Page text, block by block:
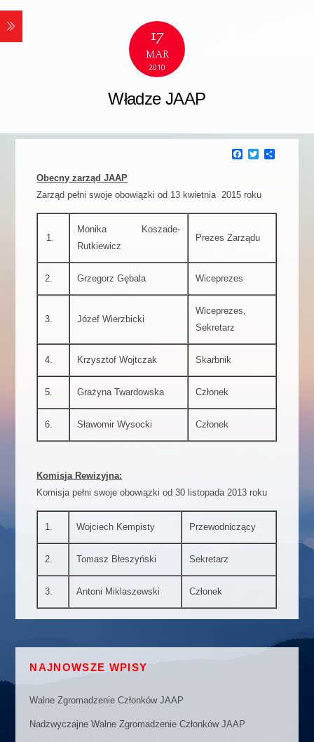
17
MAR
2010
Władze JAAP
F
b
o
T
t
r
P
l
Obecny zarząd JAAP
Zarząd pełni swoje obowiązki od 13 kwietnia 2015 roku
1.
Monika Koszade-
Rutkiewicz
Prezes Zarządu
2. Grzegorz Gębala Wiceprezes
3. Józef Wierzbicki
Wiceprezes,
Sekretarz
4. Krzysztof Wojtczak Skarbnik
5. Grażyna Twardowska Członek
6. Sławomir Wysocki Członek
Komisja Rewizyjna:
Komisja pełni swoje obowiązki od 30 listopada 2013 roku
1. Wojciech Kempisty Przewodniczący
2. Tomasz Błeszyński Sekretarz
3. Antoni Miklaszewski Członek
NAJNOWSZE WPISY
Walne Zgromadzenie Członków JAAP
Nadzwyczajne Walne Zgromadzenie Członków JAAP